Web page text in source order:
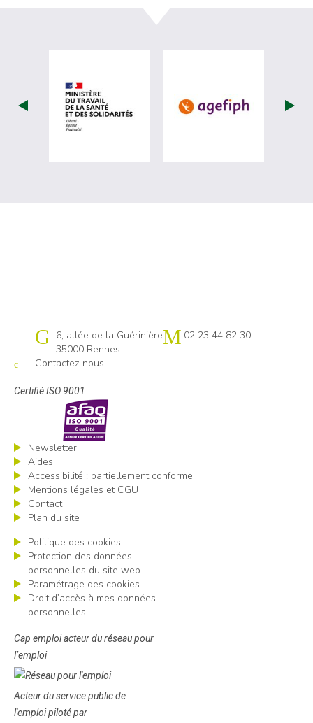
visiter les site de Ministère du travail
visiter les
Cap emploi 35
6, allée de la Guérinière
35000 Rennes
02 23 44 82 30
Contactez-nous
Certifié ISO 9001
Newsletter
Aides
Accessibilité : partiellement conforme
Mentions légales et CGU
Contact
Plan du site
Politique des cookies
Protection des données
personnelles du site web
Paramétrage des cookies
Droit d’accès à mes données
personnelles
Cap emploi acteur du réseau pour
l’emploi
Acteur du service public de
l'emploi piloté par